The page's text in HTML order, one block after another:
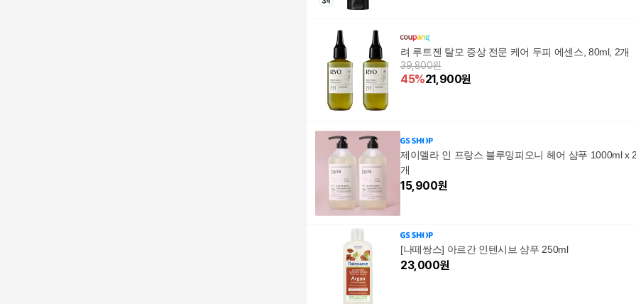
려 루트젠 탈모 증상 전문 케어 두피 에센스, 80ml, 2개
39,800원
45%21,900원
제이멜라 인 프랑스 블루밍피오니 헤어 샴푸 1000ml x
개
15,900원
[나떼쌍스] 아르간 인텐시브 샴푸 250ml
23,000원